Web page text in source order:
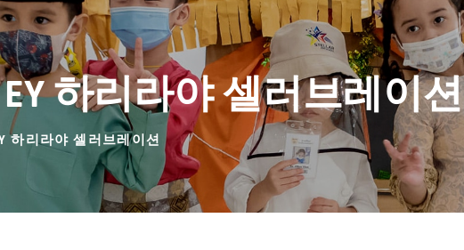
배우기
학교 생활
접촉
한국어
EY 하리라야 셀러브레이션
하리라야 셀러브레이션